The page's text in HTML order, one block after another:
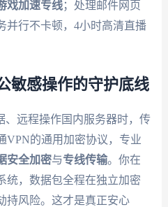
戏加速专线；处理邮件网页
并行不卡顿，4小时高清直播
敏感操作的守护底线
、远程操作国内服务器时，传
VPN的通用加密协议，专业
安全加密与专线传输。你在
统，数据包全程在独立加密
持风险。这才是真正安心